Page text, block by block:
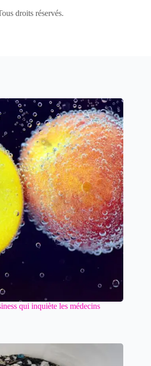
droits réservés.
qui inquiète les médecins